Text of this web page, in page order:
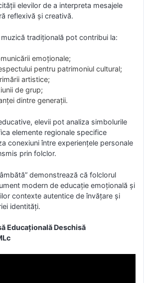
elevilor de a interpreta mesajele
reflexivă și creativă.
tradițională pot contribui la:
emoționale;
pentru patrimoniul cultural;
artistice;
de grup;
dintre generații.
elevii pot analiza simbolurile
elemente regionale specifice
conexiuni între experiențele personale
prin folclor.
demonstrează că folclorul
modern de educație emoțională și
contexte autentice de învățare și
identități.
Educațională Deschisă